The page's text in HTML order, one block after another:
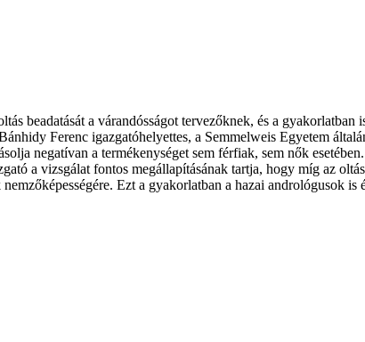
beadatását a várandósságot tervezőknek, és a
Ferenc igazgatóhelyettes, a Semmelweis Egyetem
negatívan a termékenységet sem férfiak, sem nők
a vizsgálat fontos megállapításának tartja, hogy míg az
Ezt a gyakorlatban a hazai andrológusok is